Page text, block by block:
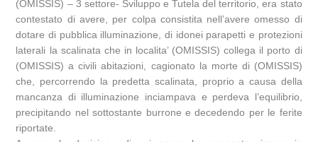
(OMISSIS) – 3 settore- Sviluppo e Tutela del territorio, era stato
contestato di avere, per colpa consistita nell’avere omesso di
dotare di pubblica illuminazione, di idonei parapetti e protezioni
laterali la scalinata che in localita’ (OMISSIS) collega il porto di
(OMISSIS) a civili abitazioni, cagionato la morte di (OMISSIS)
che, percorrendo la predetta scalinata, proprio a causa della
mancanza di illuminazione inciampava e perdeva l’equilibrio,
precipitando nel sottostante burrone e decedendo per le ferite
riportate.